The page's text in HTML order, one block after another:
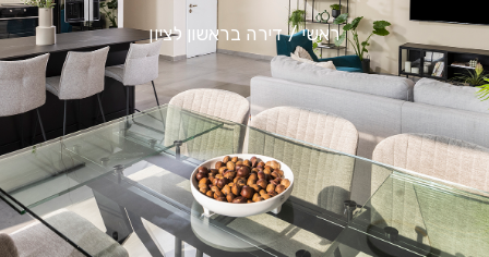
ראשי/דירה בראשון לציון